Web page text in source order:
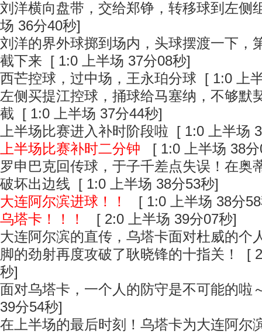
刘洋横向盘带，交给郑铮，转移球到左侧
场 36分40秒]
刘洋的界外球掷到场内，头球摆渡一下，
截下来 [ 1:0 上半场 37分08秒]
西芒控球，过中场，王永珀分球 [ 1:0 上
左侧买提江控球，捅球给马塞纳，不够默
截 [ 1:0 上半场 37分44秒]
上半场比赛进入补时阶段啦 [ 1:0 上半场
上半场比赛补时二分钟
[ 1:0 上半场 38
罗申巴克回传球，于子千差点失误！在奥
破坏出边线 [ 1:0 上半场 38分53秒]
大连阿尔滨进球！！
[ 1:0 上半场 38分
乌塔卡！！！
[ 2:0 上半场 39分07秒]
大连阿尔滨的直传，乌塔卡面对杜威的个
脚的劲射再度攻破了耿晓锋的十指关！
[
秒]
面对乌塔卡，一个人的防守是不可能的啦
39分54秒]
在上半场的最后时刻！乌塔卡为大连阿尔